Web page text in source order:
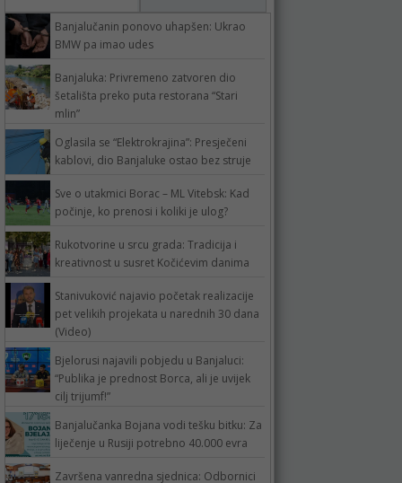
Banjalučanin ponovo uhapšen: Ukrao
BMW pa imao udes
Banjaluka: Privremeno zatvoren dio
šetališta preko puta restorana “Stari
mlin”
Oglasila se “Elektrokrajina”: Presječeni
kablovi, dio Banjaluke ostao bez struje
Sve o utakmici Borac – ML Vitebsk: Kad
počinje, ko prenosi i koliki je ulog?
Rukotvorine u srcu grada: Tradicija i
kreativnost u susret Kočićevim danima
Stanivuković najavio početak realizacije
pet velikih projekata u narednih 30 dana
(Video)
Bjelorusi najavili pobjedu u Banjaluci:
“Publika je prednost Borca, ali je uvijek
cilj trijumf!”
Banjalučanka Bojana vodi tešku bitku: Za
liječenje u Rusiji potrebno 40.000 evra
Završena vanredna sjednica: Odbornici